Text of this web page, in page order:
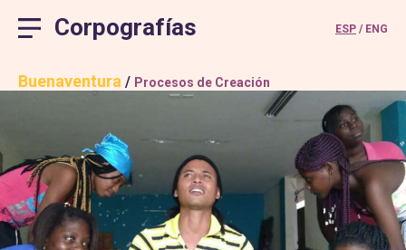
Corpografías ESP ENG
Buenaventura / Procesos de Creación